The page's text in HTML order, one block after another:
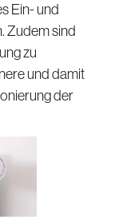
Ein- und
Zudem sind
zu
und damit
der